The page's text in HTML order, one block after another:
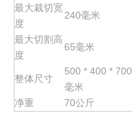
最大裁切宽
度
240毫米
最大切割高
度
65毫米
整体尺寸
500 * 400 * 700
毫米
净重
70公斤